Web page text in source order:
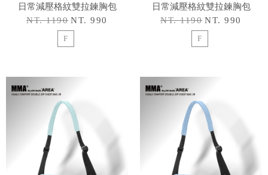
日常減壓格紋雙拉鍊胸包
NT. 1190 NT. 990
F
日常減壓格紋雙拉鍊胸包
NT. 1190 NT. 990
F